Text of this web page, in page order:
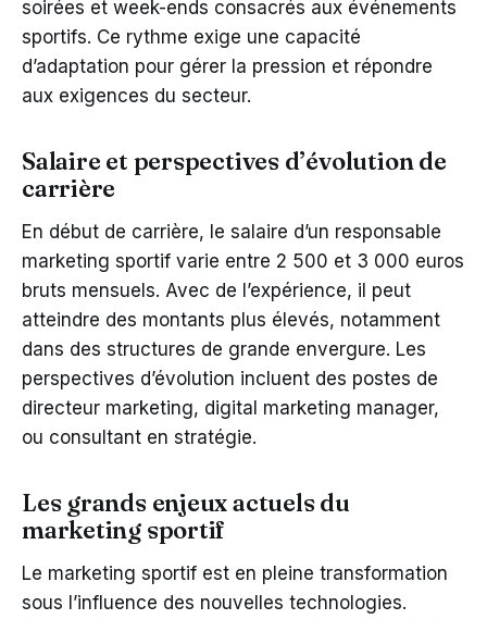
soirées et week-ends consacrés aux événements
sportifs. Ce rythme exige une capacité
d’adaptation pour gérer la pression et répondre
aux exigences du secteur.
Salaire et perspectives d’évolution de
carrière
En début de carrière, le salaire d’un responsable
marketing sportif varie entre 2 500 et 3 000 euros
bruts mensuels. Avec de l’expérience, il peut
atteindre des montants plus élevés, notamment
dans des structures de grande envergure. Les
perspectives d’évolution incluent des postes de
directeur marketing, digital marketing manager,
ou consultant en stratégie.
Les grands enjeux actuels du
marketing sportif
Le marketing sportif est en pleine transformation
sous l’influence des nouvelles technologies.